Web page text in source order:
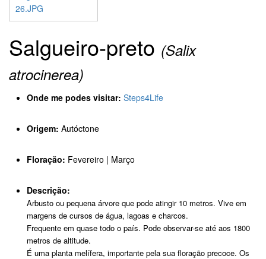
Salgueiro-preto (Salix
atrocinerea)
Onde me podes visitar: Steps4Life
Origem: Autóctone
Floração: Fevereiro | Março
Descrição:
Arbusto ou pequena árvore que pode atingir 10 metros. Vive em
margens de cursos de água, lagoas e charcos.
Frequente em quase todo o país. Pode observar-se até aos 1800
metros de altitude.
É uma planta melífera, importante pela sua floração precoce. Os